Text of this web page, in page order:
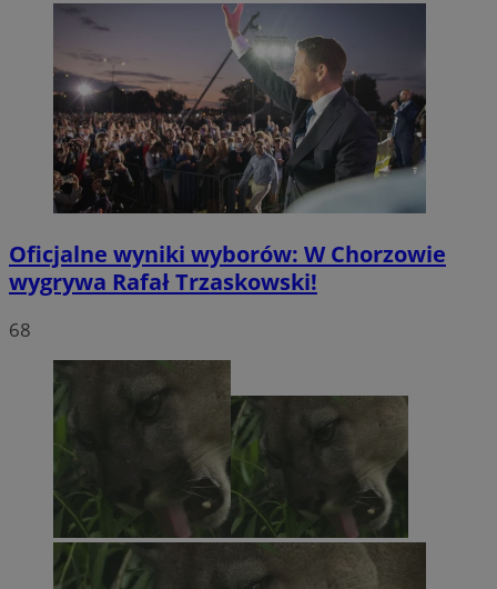
Oficjalne wyniki wyborów: W Chorzowie
wygrywa Rafał Trzaskowski!
68